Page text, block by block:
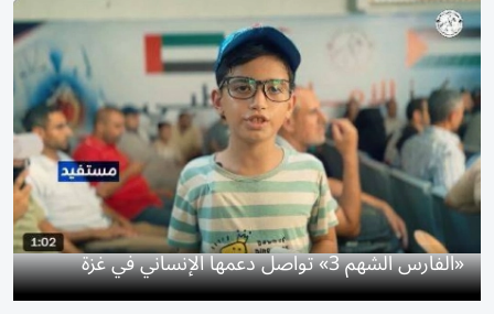
«الفارس الشهم 3» تواصل دعمها الإنساني في غزة